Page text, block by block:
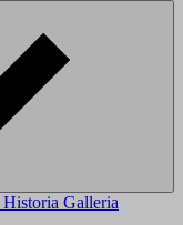
Historia Galleria